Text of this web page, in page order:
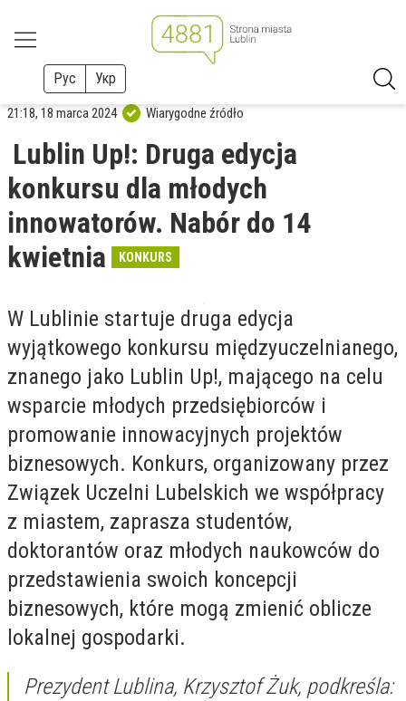
Рус Укр
21:18, 18 marca 2024 Wiarygodne źródło
Lublin Up!: Druga edycja
konkursu dla młodych
innowatorów. Nabór do 14
kwietnia
KONKURS
W Lublinie startuje druga edycja
wyjątkowego konkursu międzyuczelnianego,
znanego jako Lublin Up!, mającego na celu
wsparcie młodych przedsiębiorców i
promowanie innowacyjnych projektów
biznesowych. Konkurs, organizowany przez
Związek Uczelni Lubelskich we współpracy
z miastem, zaprasza studentów,
doktorantów oraz młodych naukowców do
przedstawienia swoich koncepcji
biznesowych, które mogą zmienić oblicze
lokalnej gospodarki.
Prezydent Lublina, Krzysztof Żuk, podkreśla: